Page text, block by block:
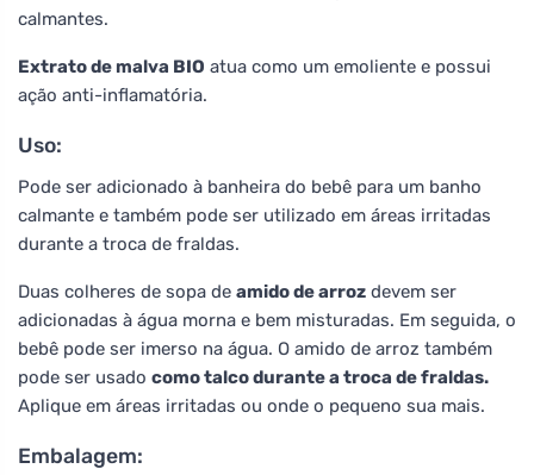
calmantes.
Extrato de malva BIO atua como um emoliente e possui
ação anti-inflamatória.
Uso:
Pode ser adicionado à banheira do bebê para um banho
calmante e também pode ser utilizado em áreas irritadas
durante a troca de fraldas.
Duas colheres de sopa de amido de arroz devem ser
adicionadas à água morna e bem misturadas. Em seguida, o
bebê pode ser imerso na água. O amido de arroz também
pode ser usado como talco durante a troca de fraldas.
Aplique em áreas irritadas ou onde o pequeno sua mais.
Embalagem: